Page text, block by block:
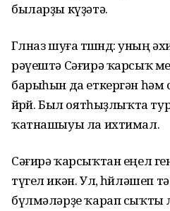
быларҙы күҙәтә.
Гөлназ шуға төшөндө: уның
рәүештә Сәғирә ҡарсыҡ
барыһын да еткергән һәм
йөрөй. Был оятһыҙлыҡта
ҡатнашыуы ла ихтимал.
Сәғирә ҡарсыҡтан еңел
түгел икән. Ул, һөйләшеп
бүлмәләрҙе ҡарап сыҡты